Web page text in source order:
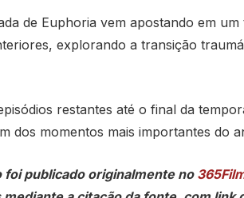
de Euphoria vem apostando em
explorando a transição
restantes até o final da
dos momentos mais importantes do
foi publicado originalmente no